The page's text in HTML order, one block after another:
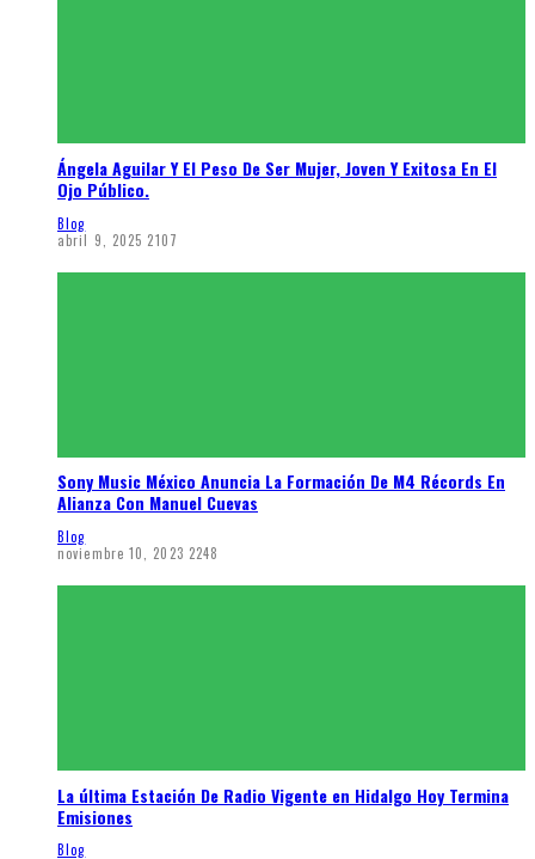
Ángela Aguilar Y El Peso De Ser Mujer, Joven Y Exitosa En El
Ojo Público.
Blog
abril 9, 2025 2107
Sony Music México Anuncia La Formación De M4 Récords En
Alianza Con Manuel Cuevas
Blog
noviembre 10, 2023 2248
La última Estación De Radio Vigente en Hidalgo Hoy Termina
Emisiones
Blog